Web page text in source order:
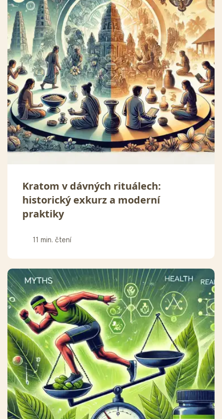
Kratom v dávných rituálech:
historický exkurz a moderní
praktiky
11 min. čtení